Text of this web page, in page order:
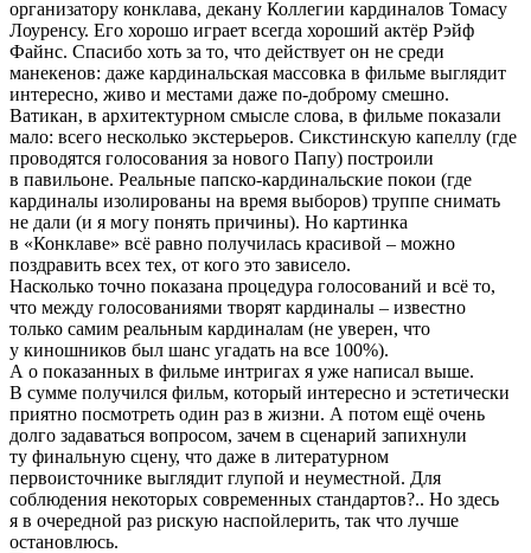
организатору конклава, декану Коллегии кардиналов Томасу
Лоуренсу. Его хорошо играет всегда хороший актёр Рэйф
Файнс. Спасибо хоть за то, что действует он не среди
манекенов: даже кардинальская массовка в фильме выглядит
интересно, живо и местами даже по-доброму смешно.
Ватикан, в архитектурном смысле слова, в фильме показали
мало: всего несколько экстерьеров. Сикстинскую капеллу (где
проводятся голосования за нового Папу) построили
в павильоне. Реальные папско-кардинальские покои (где
кардиналы изолированы на время выборов) труппе снимать
не дали (и я могу понять причины). Но картинка
в «Конклаве» всё равно получилась красивой – можно
поздравить всех тех, от кого это зависело.
Насколько точно показана процедура голосований и всё то,
что между голосованиями творят кардиналы – известно
только самим реальным кардиналам (не уверен, что
у киношников был шанс угадать на все 100%).
А о показанных в фильме интригах я уже написал выше.
В сумме получился фильм, который интересно и эстетически
приятно посмотреть один раз в жизни. А потом ещё очень
долго задаваться вопросом, зачем в сценарий запихнули
ту финальную сцену, что даже в литературном
первоисточнике выглядит глупой и неуместной. Для
соблюдения некоторых современных стандартов?.. Но здесь
я в очередной раз рискую наспойлерить, так что лучше
остановлюсь.